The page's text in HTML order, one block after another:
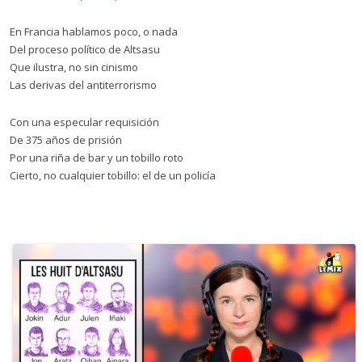
En Francia hablamos poco, o nada
Del proceso político de Altsasu
Que ilustra, no sin cinismo
Las derivas del antiterrorismo
Con una especular requisición
De 375 años de prisión
Por una riña de bar y un tobillo roto
Cierto, no cualquier tobillo: el de un policía